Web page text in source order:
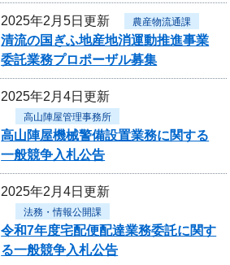
2025年2月5日更新 農産物流通課
清流の国ぎふ地産地消運動推進事業
委託業務プロポーザル募集
2025年2月4日更新
高山陣屋管理事務所
高山陣屋機械警備設置業務に関する
一般競争入札公告
2025年2月4日更新
法務・情報公開課
令和7年度宅配便配達業務委託に関す
る一般競争入札公告